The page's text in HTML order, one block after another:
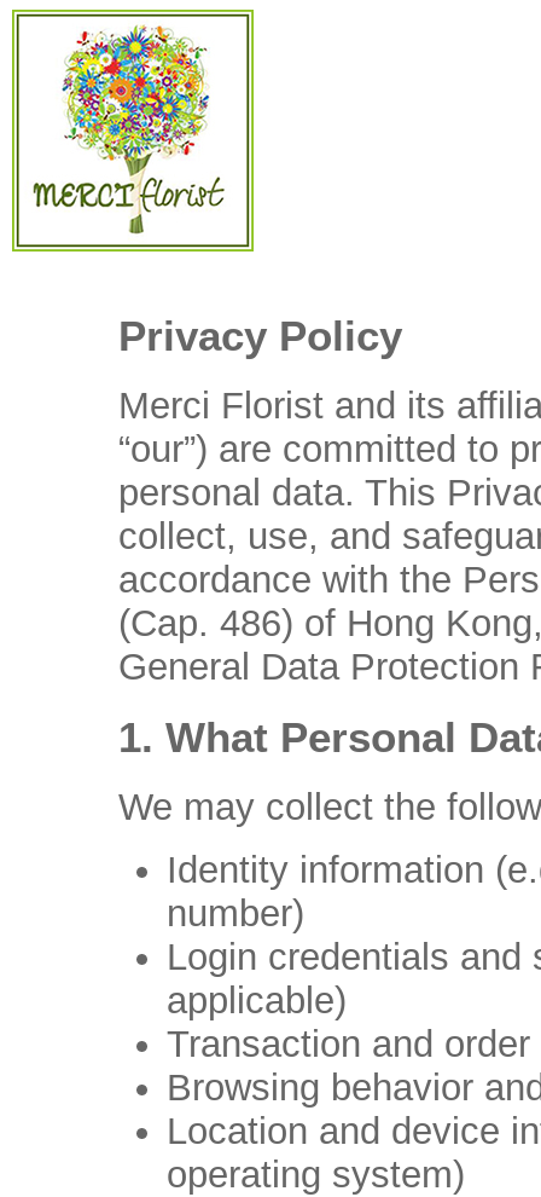
Privacy Policy
Merci Florist and its
“our”) are committed to
personal data. This
collect, use, and
accordance with the
(Cap. 486) of Hong
General Data Protection
1. What Personal
We may collect the
Identity information
number)
Login credentials and
applicable)
Transaction and
Browsing behavior
Location and device
operating system)